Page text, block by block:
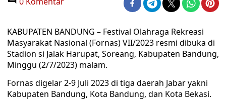
KABUPATEN BANDUNG – Festival Olahraga Rekreasi
Masyarakat Nasional (Fornas) VII/2023 resmi dibuka di
Stadion si Jalak Harupat, Soreang, Kabupaten Bandung,
Minggu (2/7/2023) malam.
Fornas digelar 2-9 Juli 2023 di tiga daerah Jabar yakni
Kabupaten Bandung, Kota Bandung, dan Kota Bekasi.